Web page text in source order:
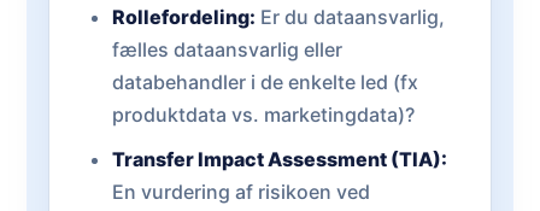
Rollefordeling: Er du dataansvarlig,
fælles dataansvarlig eller
databehandler i de enkelte led (fx
produktdata vs. marketingdata)?
Transfer Impact Assessment (TIA):
En vurdering af risikoen ved